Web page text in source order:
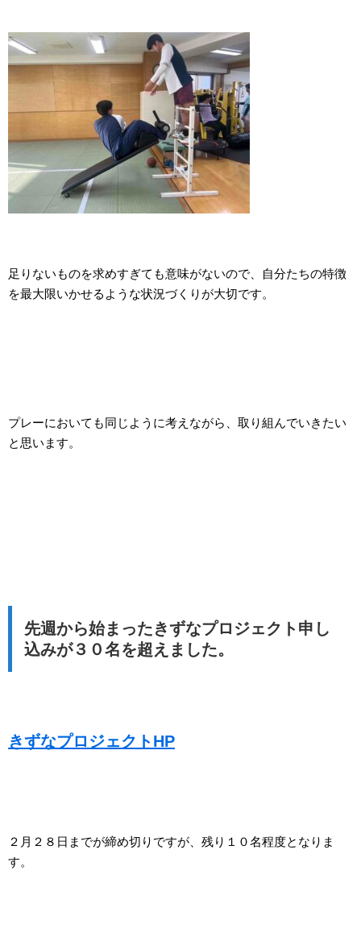
足りないものを求めすぎても意味がないので、自分たちの特徴
を最大限いかせるような状況づくりが大切です。
プレーにおいても同じように考えながら、取り組んでいきたい
と思います。
先週から始まったきずなプロジェクト申し
込みが３０名を超えました。
きずなプロジェクトHP
２月２８日までが締め切りですが、残り１０名程度となりま
す。